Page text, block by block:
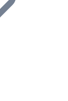
servizio di